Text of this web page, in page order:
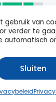
gebruik van
verder te
automatisch
Sluiten
met een4.4
2023